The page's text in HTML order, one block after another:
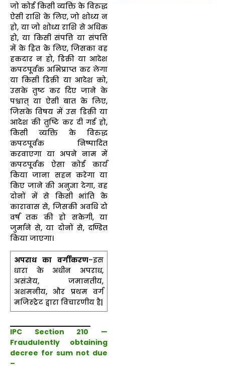
जो कोई किसी व्यक्ति के विरुद्ध
ऐसी राशि के लिए, जो शोध्य न
हो, या जो शोध्य राशि से अधिक
हो, या किसी संपत्ति या संपत्ति
में के हित के लिए, जिसका वह
हकदार न हो, डिक्री या आदेश
कपटपूर्वक अभिप्राप्त कर लेगा
या किसी डिक्री या आदेश को,
उसके तुष्ट कर दिए जाने के
पश्चात् या ऐसी बात के लिए,
जिसके विषय में उस डिक्री या
आदेश की तुष्टि कर दी गई हो,
किसी व्यक्ति के विरुद्ध
कपटपूर्वक निष्पादित
करवाएगा या अपने नाम में
कपटपूर्वक ऐसा कोई कार्य
किया जाना सहन करेगा या
किए जाने की अनुज्ञा देगा, वह
दोनों में से किसी भांति के
कारावास से, जिसकी अवधि दो
वर्ष तक की हो सकेगी, या
जुर्माने से, या दोनों से, दण्डित
किया जाएगा।
अपराध का वर्गीकरण–इस
धारा के अधीन अपराध,
असंज्ञेय, जमानतीय,
अशमनीय, और प्रथम वर्ग
मजिस्ट्रेट द्वारा विचारणीय है|
IPC Section 210 —
Fraudulently obtaining
decree for sum not due
–